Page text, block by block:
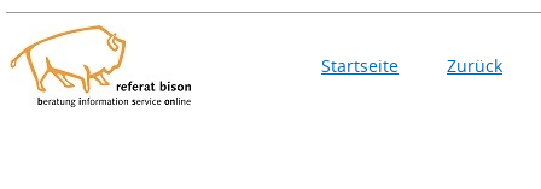
Startseite Zurück